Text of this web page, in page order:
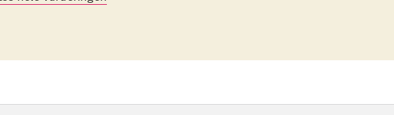
op på spøgelsesbakken. Det skulle de ikke have gjort, for der
i mangastil.
i gang med læsningen. Teksten har lix 19 og er skrevet i korte